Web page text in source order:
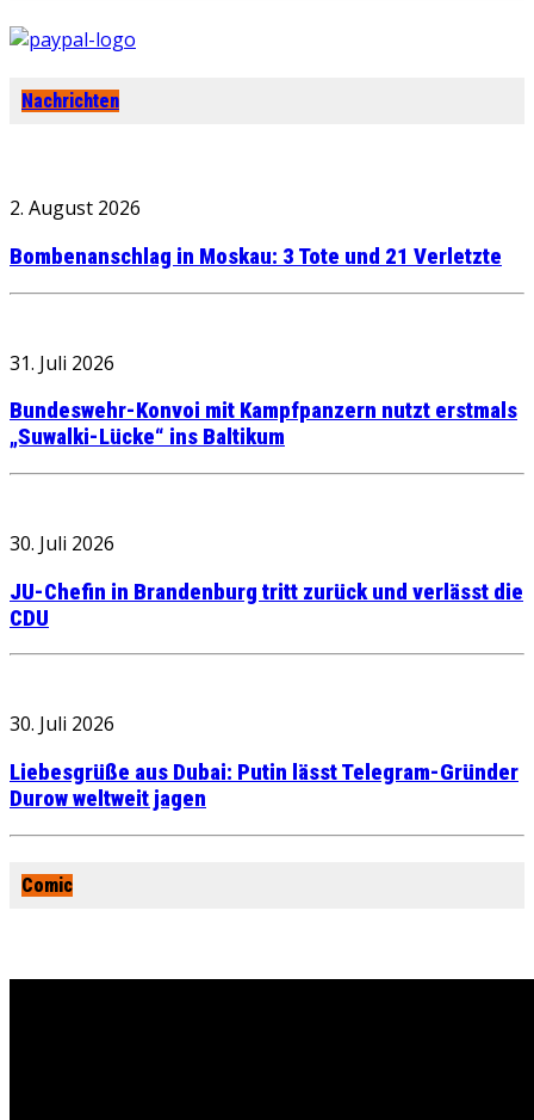
Nachrichten
2. August 2026
Bombenanschlag in Moskau: 3 Tote und 21 Verletzte
31. Juli 2026
Bundeswehr-Konvoi mit Kampfpanzern nutzt erstmals
„Suwalki-Lücke“ ins Baltikum
30. Juli 2026
JU-Chefin in Brandenburg tritt zurück und verlässt die
CDU
30. Juli 2026
Liebesgrüße aus Dubai: Putin lässt Telegram-Gründer
Durow weltweit jagen
Comic